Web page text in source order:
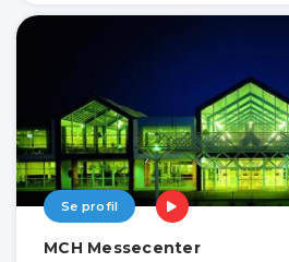
Se profil
MCH Messecenter